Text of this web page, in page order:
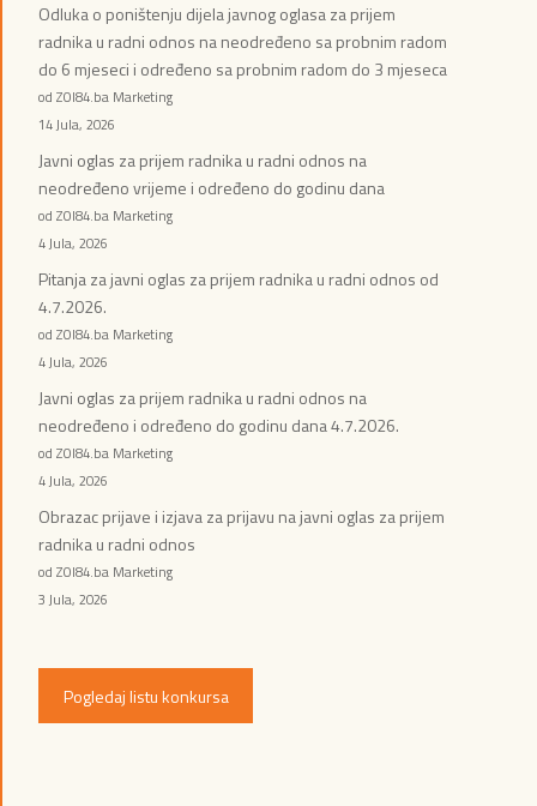
Odluka o poništenju dijela javnog oglasa za prijem
radnika u radni odnos na neodređeno sa probnim radom
do 6 mjeseci i određeno sa probnim radom do 3 mjeseca
od ZOI84.ba Marketing
14 Jula, 2026
Javni oglas za prijem radnika u radni odnos na
neodređeno vrijeme i određeno do godinu dana
od ZOI84.ba Marketing
4 Jula, 2026
Pitanja za javni oglas za prijem radnika u radni odnos od
4.7.2026.
od ZOI84.ba Marketing
4 Jula, 2026
Javni oglas za prijem radnika u radni odnos na
neodređeno i određeno do godinu dana 4.7.2026.
od ZOI84.ba Marketing
4 Jula, 2026
Obrazac prijave i izjava za prijavu na javni oglas za prijem
radnika u radni odnos
od ZOI84.ba Marketing
3 Jula, 2026
Pogledaj listu konkursa